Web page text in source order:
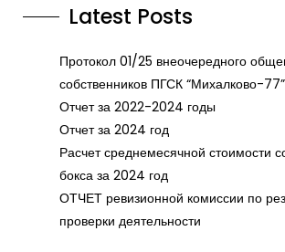
Latest Posts
Протокол 01/25 внеочередного
собственников ПГСК “Михалково-77”
Отчет за 2022-2024 годы
Отчет за 2024 год
Расчет среднемесячной стоимости
бокса за 2024 год
ОТЧЕТ ревизионной комиссии по
проверки деятельности